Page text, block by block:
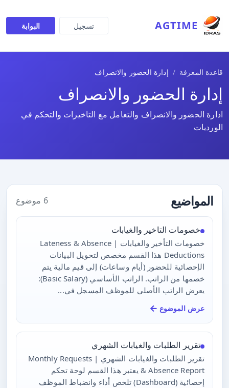
AGTIME تسجيل البوابة
قاعدة المعرفة إدارة الحضور والانصراف
إدارة الحضور والانصراف
ادارة الحضور والانصراف والتعامل مع التاخيرات والتحكم في
الورديات
المواضيع 6 موضوع
خصومات التاخير والغيابات
خصومات التأخير والغيابات | Lateness & Absence
Deductions هذا القسم مخصص لتحويل البيانات
الإحصائية للحضور (أيام وساعات) إلى قيم مالية يتم
خصمها من الراتب. الراتب الأساسي (Basic Salary):
يعرض الراتب الأصلي للموظف المسجل في...
عرض الموضوع
تقرير الطلبات والغيابات الشهري
تقرير الطلبات والغيابات الشهري | Monthly Requests
& Absence Report يعتبر هذا القسم لوحة تحكم
إحصائية (Dashboard) تلخص أداء وانضباط الموظف